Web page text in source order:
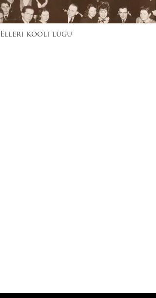
Elleri kooli lugu